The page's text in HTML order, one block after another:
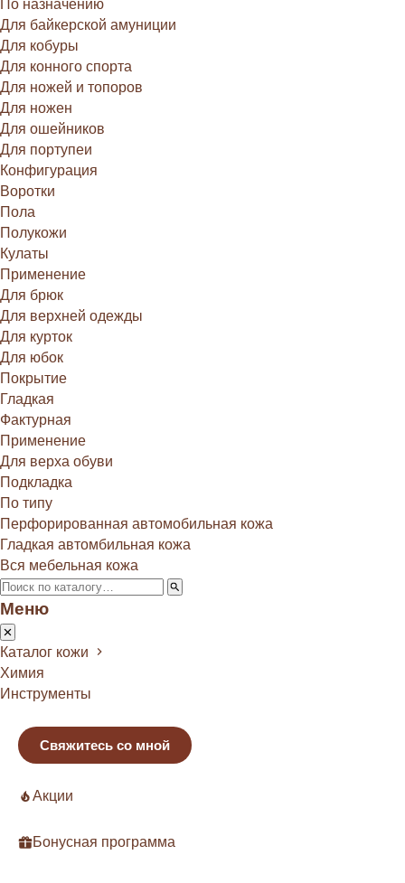
По назначению
Для байкерской амуниции
Для кобуры
Для конного спорта
Для ножей и топоров
Для ножен
Для ошейников
Для портупеи
Конфигурация
Воротки
Пола
Полукожи
Кулаты
Применение
Для брюк
Для верхней одежды
Для курток
Для юбок
Покрытие
Гладкая
Фактурная
Применение
Для верха обуви
Подкладка
По типу
Перфорированная автомобильная кожа
Гладкая автомбильная кожа
Вся мебельная кожа
Меню
Каталог кожи
Химия
Инструменты
Свяжитесь со мной
Акции
Бонусная программа